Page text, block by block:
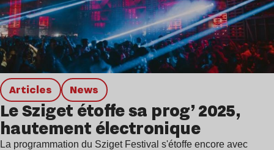
Articles news
Le Sziget étoffe sa prog’ 2025,
hautement électronique
La programmation du Sziget Festival s'étoffe encore avec